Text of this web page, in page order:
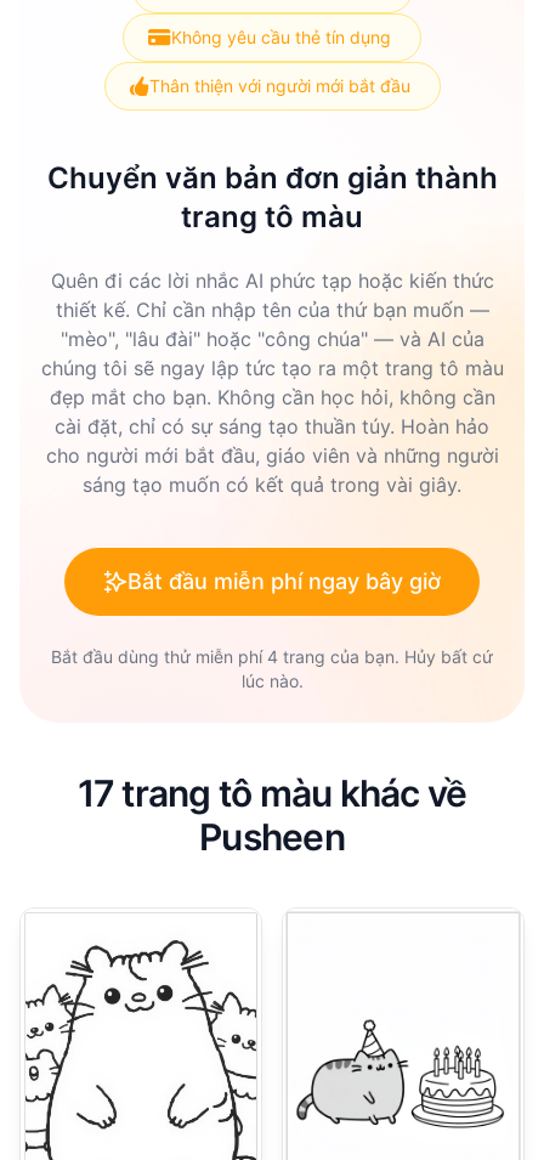
Không yêu cầu thẻ tín dụng
Thân thiện với người mới bắt đầu
Chuyển văn bản đơn giản thành
trang tô màu
Quên đi các lời nhắc AI phức tạp hoặc kiến thức
thiết kế. Chỉ cần nhập tên của thứ bạn muốn —
"mèo", "lâu đài" hoặc "công chúa" — và AI của
chúng tôi sẽ ngay lập tức tạo ra một trang tô màu
đẹp mắt cho bạn. Không cần học hỏi, không cần
cài đặt, chỉ có sự sáng tạo thuần túy. Hoàn hảo
cho người mới bắt đầu, giáo viên và những người
sáng tạo muốn có kết quả trong vài giây.
Bắt đầu miễn phí ngay bây giờ
Bắt đầu dùng thử miễn phí 4 trang của bạn. Hủy bất cứ
lúc nào.
17 trang tô màu khác về
Pusheen